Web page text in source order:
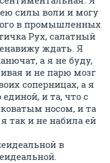
силы воли и могу
в промышленных
Рух, салатный
ждать. Я
а я не буду,
и не парю мозг
соперницах, а я
и та, что с
носом, и та
так и не набила ей
в